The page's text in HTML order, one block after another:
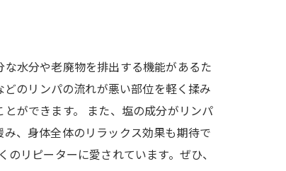
水分や老廃物を排出する機能があるた
のリンパの流れが悪い部位を軽く揉み
ができます。 また、塩の成分がリンパ
、身体全体のリラックス効果も期待で
リピーターに愛されています。ぜひ、